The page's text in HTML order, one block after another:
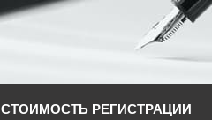
СТОИМОСТЬ РЕГИСТРАЦИИ